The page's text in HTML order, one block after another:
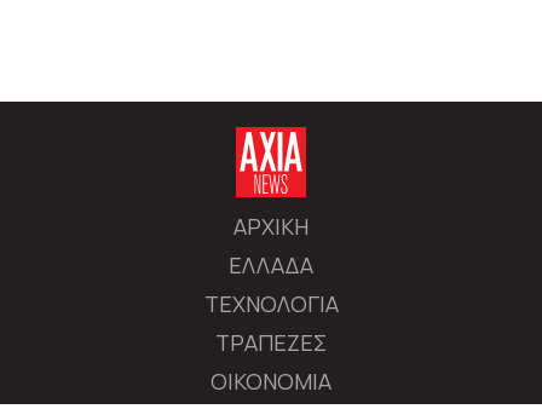
ΑΡΧΙΚΗ
ΕΛΛΑΔΑ
ΤΕΧΝΟΛΟΓΙΑ
ΤΡΑΠΕΖΕΣ
ΟΙΚΟΝΟΜΙΑ